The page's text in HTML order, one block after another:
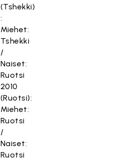
(Tshekki)
:
Miehet:
Tshekki
/
Naiset:
Ruotsi
2010
(Ruotsi):
Miehet:
Ruotsi
/
Naiset:
Ruotsi